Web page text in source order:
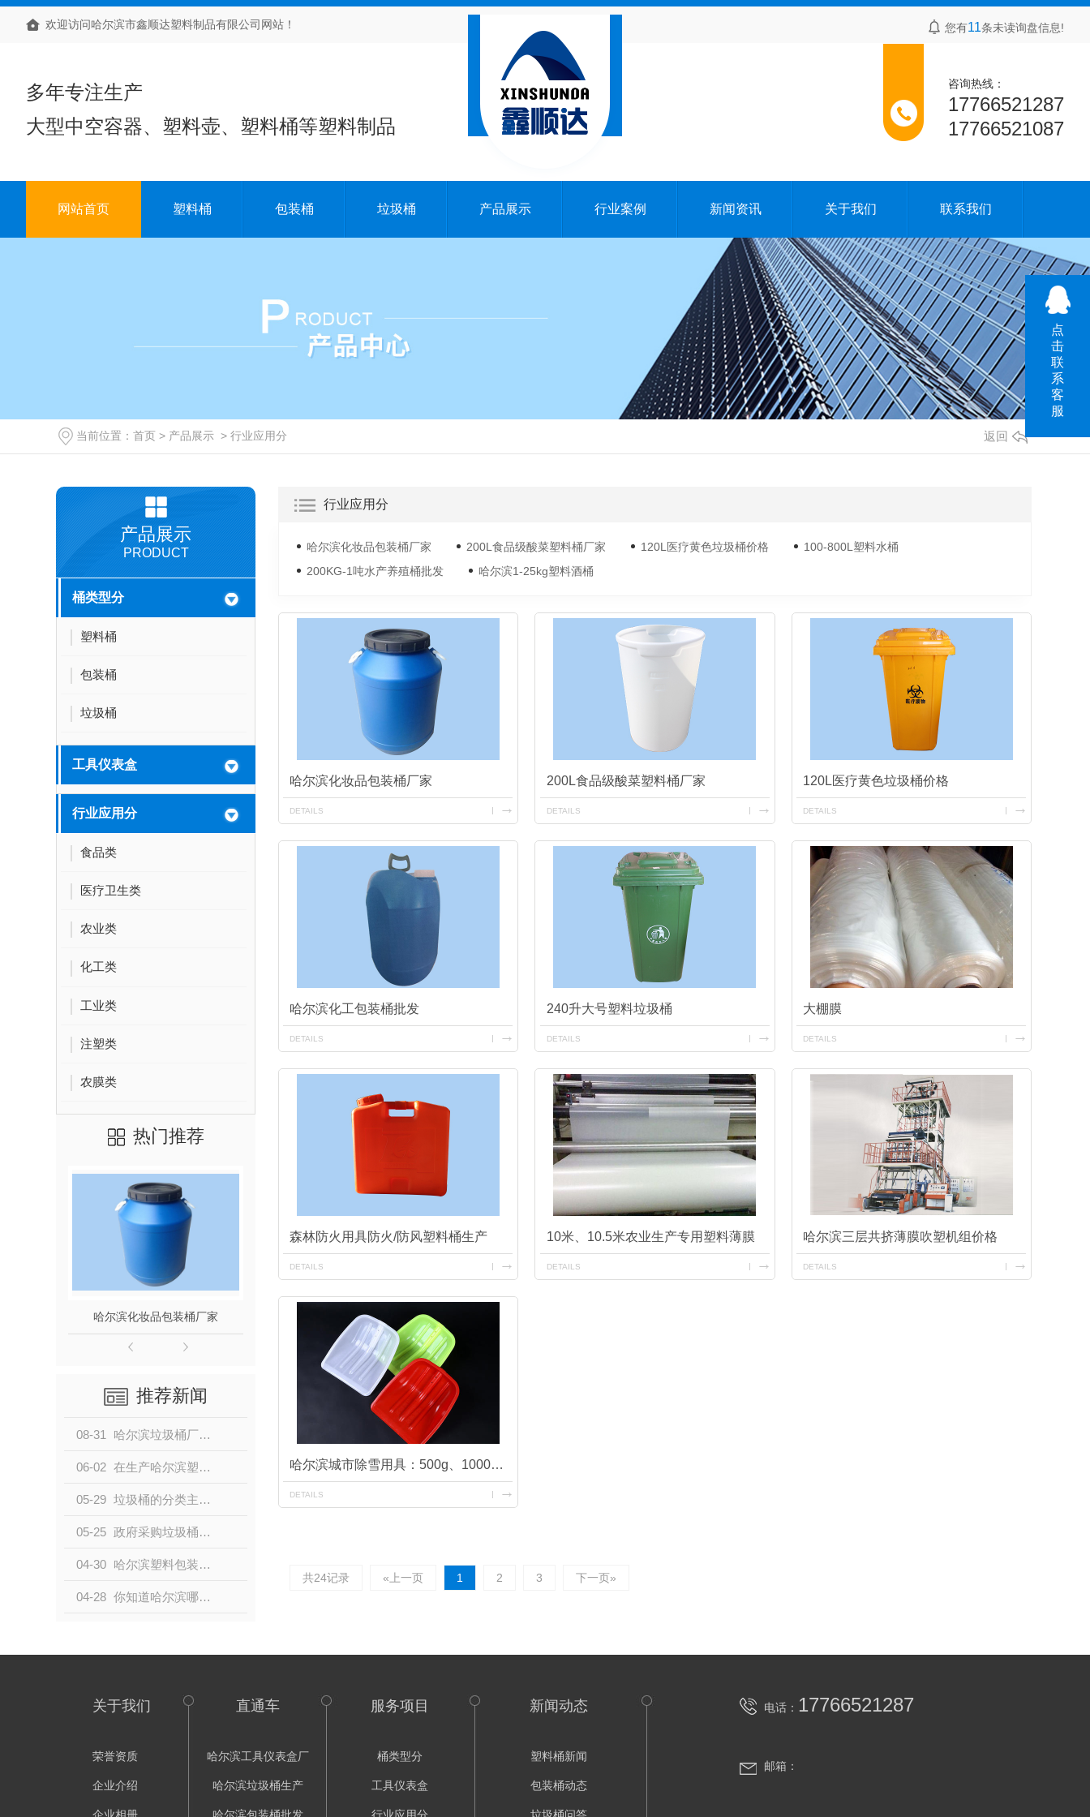
欢迎访问哈尔滨市鑫顺达塑料制品有限公司网站！ 您有11条未读询盘信息!
多年专注生产
大型中空容器、塑料壶、塑料桶等塑料制品
咨询热线：
17766521287
17766521087
网站首页 塑料桶 包装桶 垃圾桶 产品展示 行业案例 新闻资讯 关于我们 联系我们
当前位置： 首页 > 产品展示 > 行业应用分 返回
产品展示
PRODUCT
桶类型分
塑料桶
包装桶
垃圾桶
工具仪表盒
行业应用分
食品类
医疗卫生类
农业类
化工类
工业类
注塑类
农膜类
热门推荐
哈尔滨化妆品包装桶厂家 200L食品级酸菜塑料桶厂家
推荐新闻
08-31 哈尔滨垃圾桶厂家制作垃圾桶的材料有哪些
06-02 在生产哈尔滨塑料桶的时候会用到的添加剂有哪些？
05-29 垃圾桶的分类主要有哪几种？以下四种分享给大家！
05-25 政府采购垃圾桶青睐塑料垃圾桶的原因有哪些？
04-30 哈尔滨塑料包装桶的使用特点
04-28 你知道哈尔滨哪款分类垃圾桶更实用么？
行业应用分
哈尔滨化妆品包装桶厂家 200L食品级酸菜塑料桶厂家 120L医疗黄色垃圾桶价格
100-800L塑料水桶
200KG-1吨水产养殖桶批发
哈尔滨1-25kg塑料酒桶
哈尔滨化妆品包装桶厂家
DETAILS
200L食品级酸菜塑料桶厂家
DETAILS
120L医疗黄色垃圾桶价格
DETAILS
哈尔滨化工包装桶批发
DETAILS
240升大号塑料垃圾桶
DETAILS
大棚膜
DETAILS
森林防火用具防火/防风塑料桶生产
DETAILS
10米、10.5米农业生产专用塑料薄膜
DETAILS
哈尔滨三层共挤薄膜吹塑机组价格
DETAILS
哈尔滨城市除雪用具：500g、1000g雪锹
DETAILS
共24记录 «上一页 1 2 3 下一页»
关于我们
荣誉资质
企业介绍
直通车
哈尔滨工具仪表盒厂
哈尔滨垃圾桶生产
服务项目
桶类型分
工具仪表盒
新闻动态
塑料桶新闻
包装桶动态
电话： 17766521287
邮箱：
点
击
联
系
客
服